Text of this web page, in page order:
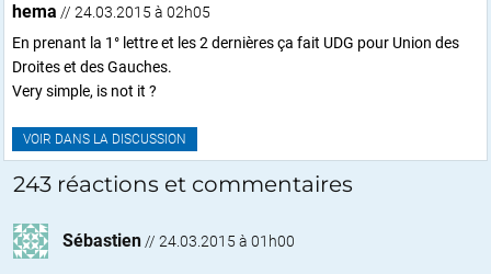
hema // 24.03.2015 à 02h05
En prenant la 1° lettre et les 2 dernières ça fait UDG pour Union des
Droites et des Gauches.
Very simple, is not it ?
VOIR DANS LA DISCUSSION
243 réactions et commentaires
Sébastien // 24.03.2015 à 01h00